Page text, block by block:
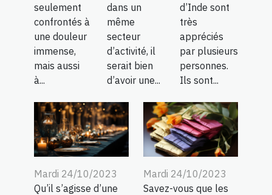
seulement
confrontés à
une douleur
immense,
mais aussi
à...
dans un
même
secteur
d’activité, il
serait bien
d’avoir une...
d’Inde sont
très
appréciés
par plusieurs
personnes.
Ils sont...
Mardi 24/10/2023
Qu’il s’agisse d’une
Mardi 24/10/2023
Savez-vous que les